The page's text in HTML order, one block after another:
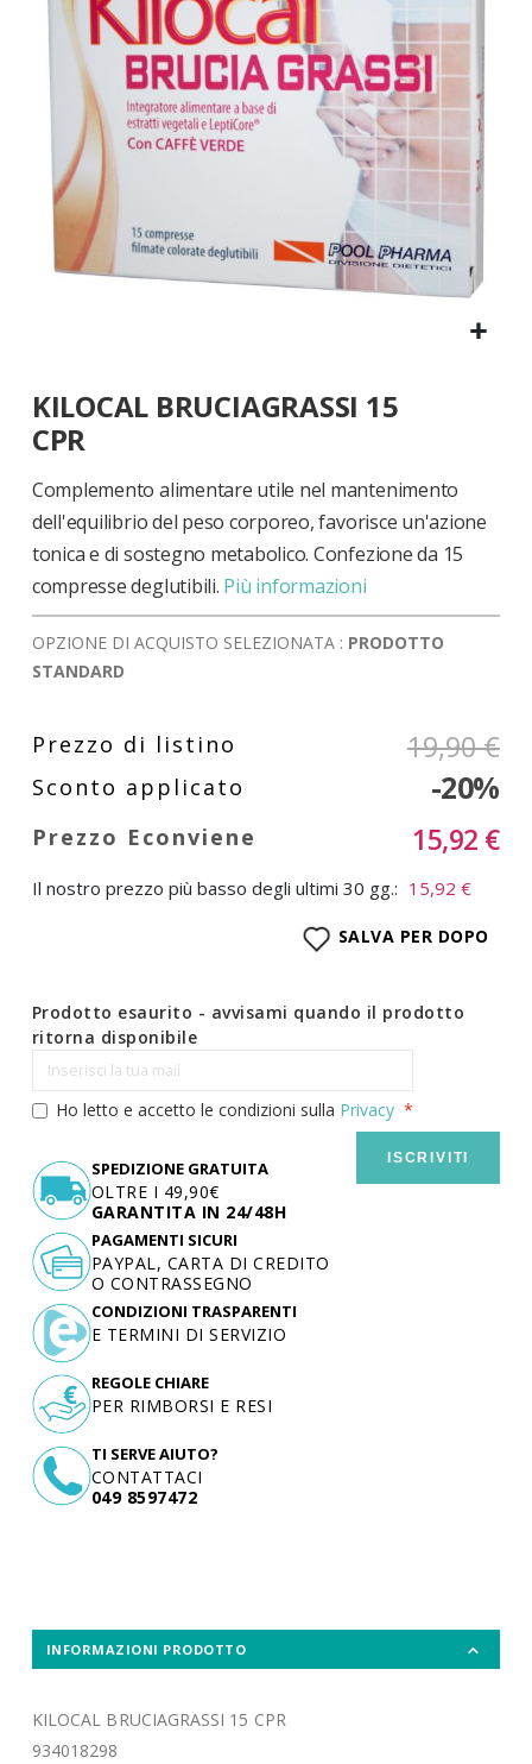
immagini
all'inizio
della
galleria
di
immagini
KILOCAL BRUCIAGRASSI 15
CPR
Complemento alimentare utile nel mantenimento
dell'equilibrio del peso corporeo, favorisce un'azione
tonica e di sostegno metabolico. Confezione da 15
compresse deglutibili. Più informazioni
OPZIONE DI ACQUISTO SELEZIONATA : PRODOTTO
STANDARD
19,90 €
-20%
15,92 €
Il nostro prezzo più basso degli ultimi 30 gg.: 15,92 €
SALVA PER DOPO
Prodotto esaurito - avvisami quando il prodotto
ritorna disponibile
Ho letto e accetto le condizioni sulla Privacy
ISCRIVITI
SPEDIZIONE GRATUITA
OLTRE I 49,90€
GARANTITA IN 24/48H
TI SERVE AIUTO?
CONTATTACI
049 8597472
PAGAMENTI SICURI
PAYPAL, CARTA DI CREDITO
O CONTRASSEGNO
CONDIZIONI TRASPARENTI
E TERMINI DI SERVIZIO
REGOLE CHIARE
PER RIMBORSI E RESI
INFORMAZIONI PRODOTTO
KILOCAL BRUCIAGRASSI 15 CPR
934018298